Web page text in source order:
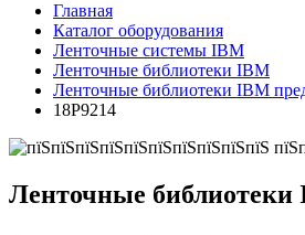
Главная
Каталог оборудования
Ленточные системы IBM
Ленточные библиотеки IBM
Ленточные библиотеки IBM
18P9214
Ленточные